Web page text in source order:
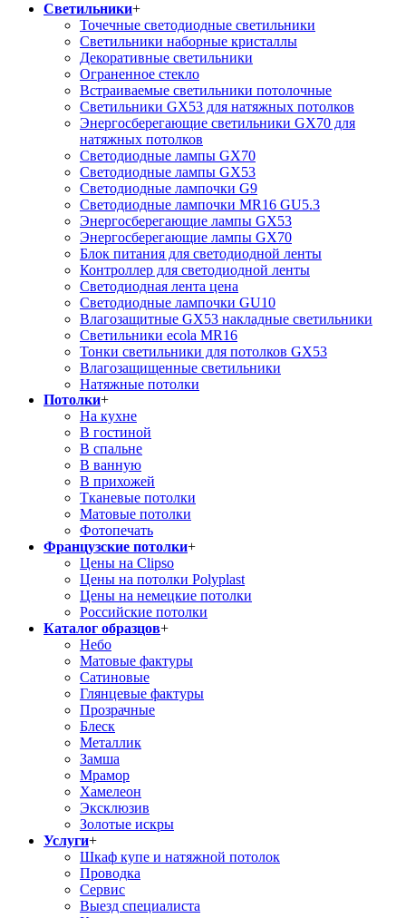
Светильники+
Точечные светодиодные светильники
Светильники наборные кристаллы
Декоративные светильники
Ограненное стекло
Встраиваемые светильники потолочные
Светильники GX53 для натяжных потолков
Энергосберегающие светильники GX70 для
натяжных потолков
Светодиодные лампы GX70
Светодиодные лампы GX53
Светодиодные лампочки G9
Светодиодные лампочки MR16 GU5.3
Энергосберегающие лампы GX53
Энергосберегающие лампы GX70
Блок питания для светодиодной ленты
Контроллер для светодиодной ленты
Светодиодная лента цена
Светодиодные лампочки GU10
Влагозащитные GX53 накладные светильники
Светильники ecola MR16
Тонки светильники для потолков GX53
Влагозащищенные светильники
Натяжные потолки
Потолки+
На кухне
В гостиной
В спальне
В ванную
В прихожей
Тканевые потолки
Матовые потолки
Фотопечать
Французские потолки+
Цены на Clipso
Цены на потолки Polyplast
Цены на немецкие потолки
Российские потолки
Каталог образцов+
Небо
Матовые фактуры
Сатиновые
Глянцевые фактуры
Прозрачные
Блеск
Металлик
Замша
Мрамор
Хамелеон
Эксклюзив
Золотые искры
Услуги+
Шкаф купе и натяжной потолок
Проводка
Сервис
Выезд специалиста